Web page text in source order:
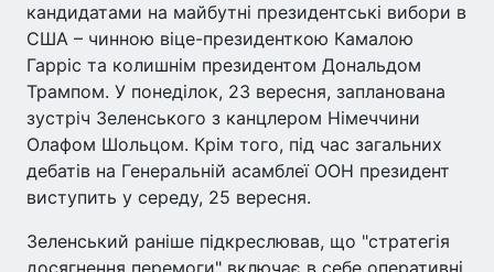
кандидатами на майбутні президентські вибори в
США – чинною віце-президенткою Камалою
Гарріс та колишнім президентом Дональдом
Трампом. У понеділок, 23 вересня, запланована
зустріч Зеленського з канцлером Німеччини
Олафом Шольцом. Крім того, під час загальних
дебатів на Генеральній асамблеї ООН президент
виступить у середу, 25 вересня.
Зеленський раніше підкреслював, що "стратегія
досягнення перемоги" включає в себе оперативні